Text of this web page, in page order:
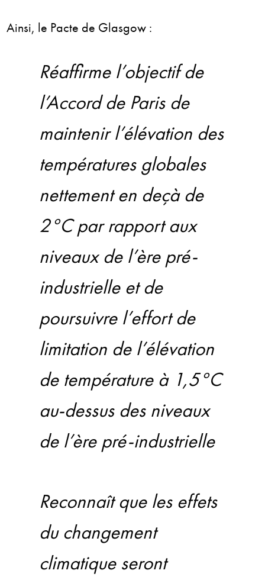
Ainsi, le Pacte de Glasgow :
Réaffirme l’objectif de
l’Accord de Paris de
maintenir l’élévation des
températures globales
nettement en deçà de
2°C par rapport aux
niveaux de l’ère pré-
industrielle et de
poursuivre l’effort de
limitation de l’élévation
de température à 1,5°C
au-dessus des niveaux
de l’ère pré-industrielle
Reconnaît que les effets
du changement
climatique seront